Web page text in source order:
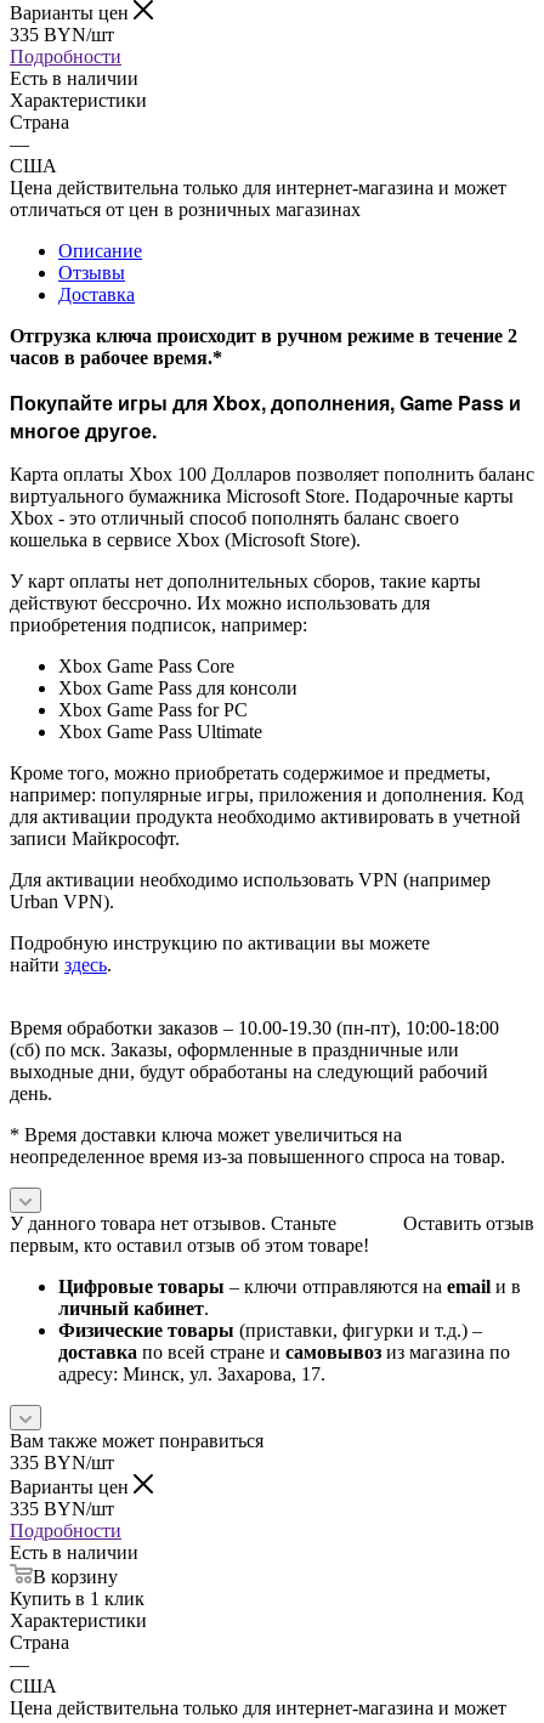
Варианты цен
335 BYN/шт
Подробности
Есть в наличии
Характеристики
Страна
—
США
Цена действительна только для интернет-магазина и может
отличаться от цен в розничных магазинах
Описание
Отзывы
Доставка
Отгрузка ключа происходит в ручном режиме в течение 2
часов в рабочее время.*
Покупайте игры для Xbox, дополнения, Game Pass и
многое другое.
Карта оплаты Xbox 100 Долларов позволяет пополнить баланс
виртуального бумажника Microsoft Store. Подарочные карты
Xbox - это отличный способ пополнять баланс своего
кошелька в сервисе Xbox (Microsoft Store).
У карт оплаты нет дополнительных сборов, такие карты
действуют бессрочно. Их можно использовать для
приобретения подписок, например:
Xbox Game Pass Core
Xbox Game Pass для консоли
Xbox Game Pass for PC
Xbox Game Pass Ultimate
Кроме того, можно приобретать содержимое и предметы,
например: популярные игры, приложения и дополнения. Код
для активации продукта необходимо активировать в учетной
записи Майкрософт.
Для активации необходимо использовать VPN (например
Urban VPN).
Подробную инструкцию по активации вы можете
найти здесь.
Время обработки заказов – 10.00-19.30 (пн-пт), 10:00-18:00
(сб) по мск. Заказы, оформленные в праздничные или
выходные дни, будут обработаны на следующий рабочий
день.
* Время доставки ключа может увеличиться на
неопределенное время из-за повышенного спроса на товар.
Оставить отзыв
У данного товара нет отзывов. Станьте
первым, кто оставил отзыв об этом товаре!
Цифровые товары – ключи отправляются на email и в
личный кабинет.
Физические товары (приставки, фигурки и т.д.) –
доставка по всей стране и самовывоз из магазина по
адресу: Минск, ул. Захарова, 17.
Вам также может понравиться
335 BYN/шт
Варианты цен
335 BYN/шт
Подробности
Есть в наличии
В корзину
Купить в 1 клик
Характеристики
Страна
—
США
Цена действительна только для интернет-магазина и может